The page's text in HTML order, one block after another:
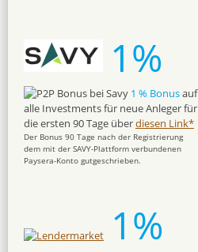
1%
1 % Bonusauf
alle Investments für neue Anleger für
die ersten 90 Tage überdiesen Link*
Der Bonus 90 Tage nach der Registrierung
dem mit der SAVY-Plattform verbundenen
Paysera-Konto gutgeschrieben.
1%